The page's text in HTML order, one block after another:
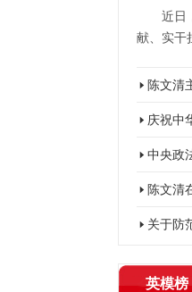
近日，
献、实干
陈文清
庆祝中
中央政
陈文清
关于防
英模榜